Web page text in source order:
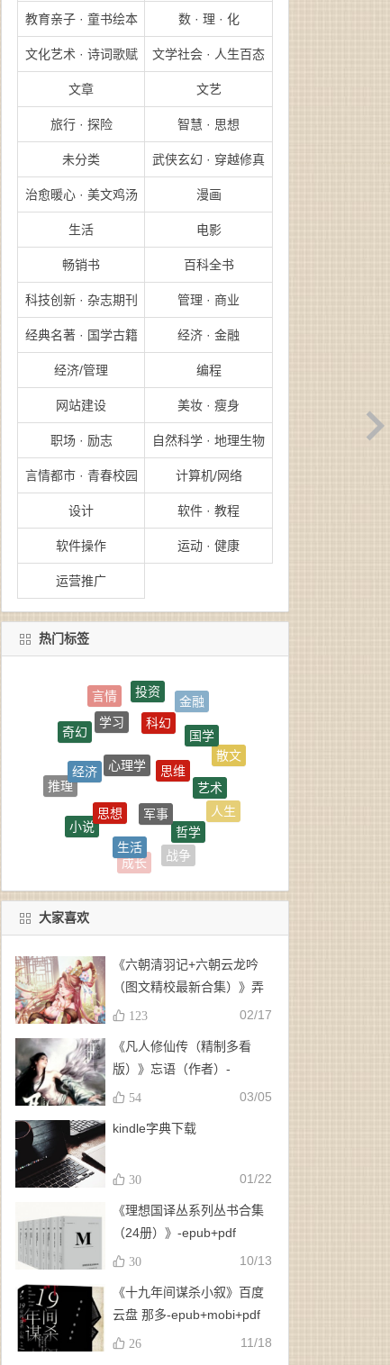
教育亲子 · 童书绘本 数 · 理 · 化
文化艺术 · 诗词歌赋 文学社会 · 人生百态
文章 文艺
旅行 · 探险 智慧 · 思想
未分类 武侠玄幻 · 穿越修真
治愈暖心 · 美文鸡汤 漫画
生活 电影
畅销书 百科全书
科技创新 · 杂志期刊 管理 · 商业
经典名著 · 国学古籍 经济 · 金融
经济/管理 编程
网站建设 美妆 · 瘦身
职场 · 励志 自然科学 · 地理生物
言情都市 · 青春校园 计算机/网络
设计 软件 · 教程
软件操作 运动 · 健康
运营推广
热门标签
投资
金融
奇幻
学习
科幻
散文
推理
心理学
思维
艺术
人生
玄幻
古典文学
思想
军事
战争
成长
生活
大家喜欢
《六朝清羽记+六朝云龙吟
（图文精校最新合集）》弄
玉、龙璇（作者）-
123 02/17
《凡人修仙传（精制多看
版）》忘语（作者）-
epub+mobi
54 03/05
kindle字典下载
30 01/22
《理想国译丛系列丛书合集
（24册）》-epub+pdf
30 10/13
《十九年间谋杀小叙》百度
云盘 那多-epub+mobi+pdf
26 11/18